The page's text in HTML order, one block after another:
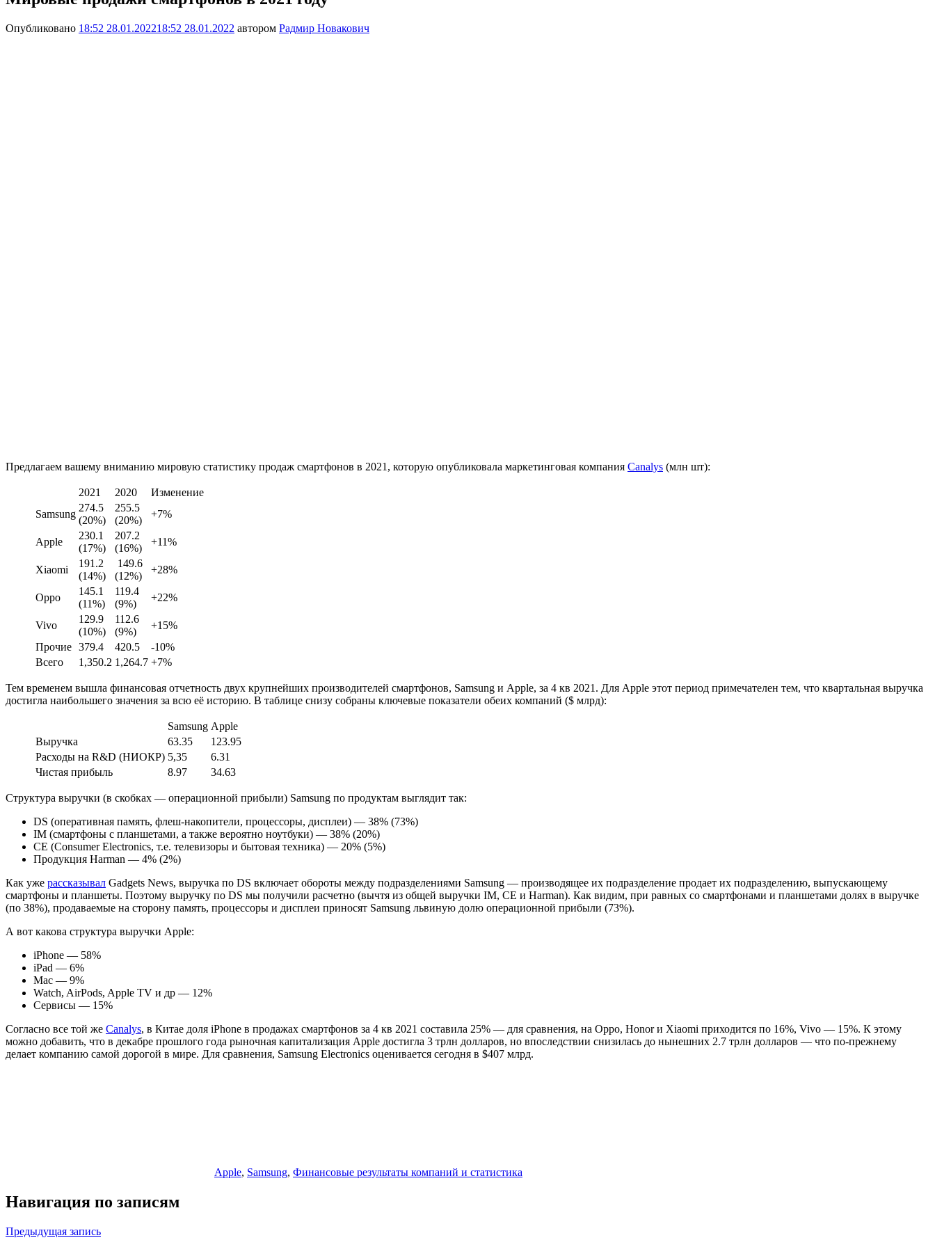
Опубликовано 18:52 28.01.202218:52 28.01.2022 автором Радмир Новакович
Предлагаем вашему вниманию мировую статистику продаж смартфонов в 2021, которую опубликовала маркетинговая компания Canalys (млн шт):
2021 2020
Изменение
Samsung
274.5
(20%)
255.5
(20%)
+7%
Apple
230.1
(17%)
207.2
(16%)
+11%
Xiaomi
191.2
(14%)
149.6
(12%)
+28%
Oppo
145.1
(11%)
119.4
(9%)
+22%
Vivo
129.9
(10%)
112.6
(9%)
+15%
Прочие 379.4 420.5
-10%
Всего
1,350.2 1,264.7 +7%
Тем временем вышла финансовая отчетность двух крупнейших производителей смартфонов, Samsung и Apple, за 4 кв 2021. Для Apple этот период примечателен тем, что квартальная выручка
достигла наибольшего значения за всю её историю. В таблице снизу собраны ключевые показатели обеих компаний ($ млрд):
Samsung Apple
Выручка
63.35
123.95
Расходы на R&D (НИОКР) 5,35
6.31
Чистая прибыль
8.97 34.63
Структура выручки (в скобках — операционной прибыли) Samsung по продуктам выглядит так:
DS (оперативная память, флеш-накопители, процессоры, дисплеи) — 38% (73%)
IM (смартфоны с планшетами, а также вероятно ноутбуки) — 38% (20%)
CE (Consumer Electronics, т.е. телевизоры и бытовая техника) — 20% (5%)
Продукция Harman — 4% (2%)
Как уже рассказывал Gadgets News, выручка по DS включает обороты между подразделениями Samsung — производящее их подразделение продает их подразделению, выпускающему
смартфоны и планшеты. Поэтому выручку по DS мы получили расчетно (вычтя из общей выручки IM, CE и Harman). Как видим, при равных со смартфонами и планшетами долях в выручке
(по 38%), продаваемые на сторону память, процессоры и дисплеи приносят Samsung львиную долю операционной прибыли (73%).
А вот какова структура выручки Apple:
iPhone — 58%
iPad — 6%
Mac — 9%
Watch, AirPods, Apple TV и др — 12%
Сервисы — 15%
Согласно все той же Canalys, в Китае доля iPhone в продажах смартфонов за 4 кв 2021 составила 25% — для сравнения, на Oppo, Honor и Xiaomi приходится по 16%, Vivo — 15%. К этому
можно добавить, что в декабре прошлого года рыночная капитализация Apple достигла 3 трлн долларов, но впоследствии снизилась до нынешних 2.7 трлн долларов — что по-прежнему
делает компанию самой дорогой в мире. Для сравнения, Samsung Electronics оценивается сегодня в $407 млрд.
Apple, Samsung, Финансовые результаты компаний и статистика
Навигация по записям
Предыдущая запись